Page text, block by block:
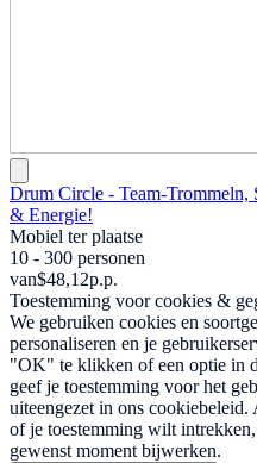
Drum Circle - Team-Trommeln,
& Energie!
Mobiel ter plaatse
10 - 300 personen
van$48,12p.p.
Toestemming voor cookies &
We gebruiken cookies en
personaliseren en je
"OK" te klikken of een optie in
geef je toestemming voor het
uiteengezet in ons
of je toestemming wilt
gewenst moment bijwerken.